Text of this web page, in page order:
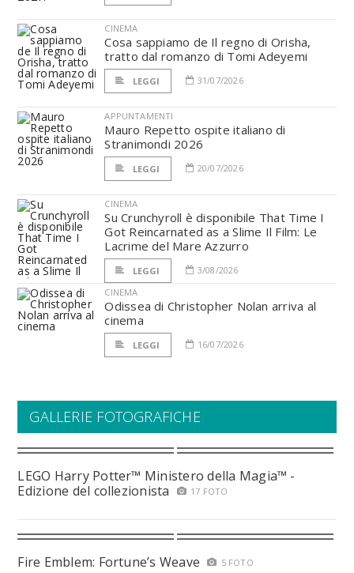
CINEMA
Cosa sappiamo de Il regno di Orisha,
tratto dal romanzo di Tomi Adeyemi
LEGGI 31/07/2026
APPUNTAMENTI
Mauro Repetto ospite italiano di
Stranimondi 2026
LEGGI 20/07/2026
CINEMA
Su Crunchyroll è disponibile That Time I
Got Reincarnated as a Slime Il Film: Le
Lacrime del Mare Azzurro
LEGGI
3/08/2026
CINEMA
Odissea di Christopher Nolan arriva al
cinema
LEGGI 16/07/2026
GALLERIE FOTOGRAFICHE
LEGO Harry Potter™ Ministero della Magia™ -
Edizione del collezionista
17 FOTO
Fire Emblem: Fortune’s Weave 5 FOTO